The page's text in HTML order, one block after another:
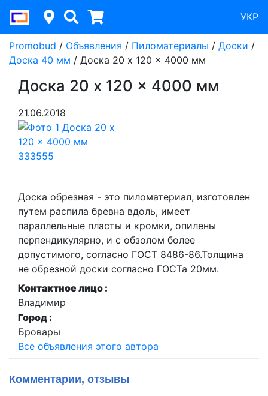
УКР
Promobud / Объявления / Пиломатериалы / Доски /
Доска 40 мм / Доска 20 x 120 x 4000 мм
Доска 20 x 120 x 4000 мм
21.06.2018
Доска обрезная - это пиломатериал, изготовлен
путем распила бревна вдоль, имеет
параллельные пласты и кромки, опилены
перпендикулярно, и с обзолом более
допустимого, согласно ГОСТ 8486-86.Толщина
не обрезной доски согласно ГОСТа 20мм.
Контактное лицо :
Владимир
Город :
Бровары
Все объявления этого автора
Комментарии, отзывы